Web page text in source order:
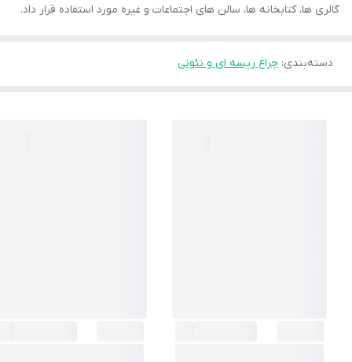
گالری ها، کتابخانه ها، سالن های اجتماعات و غیره مورد استفاده قرار داد.
دسته‌بندی: چراغ ریسه ای و نئونی